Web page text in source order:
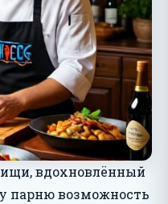
вдохновлённый
парню возможность